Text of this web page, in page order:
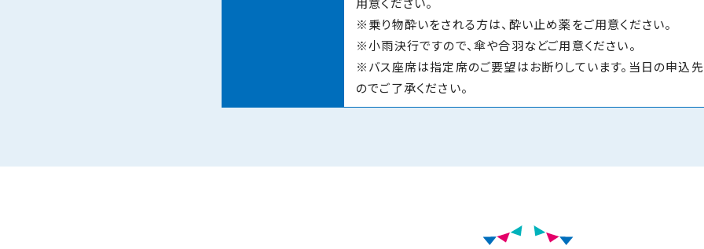
用意ください。
※乗り物酔いをされる方は、酔い止め薬をご用意ください。
※小雨決行ですので、傘や合羽などご用意ください。
※バス座席は指定席のご要望はお断りしています。当日の申込
のでご了承ください。